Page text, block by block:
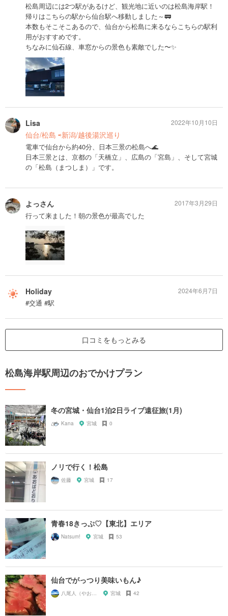
松島周辺には2つ駅があるけど、観光地に近いのは松島海岸駅！
帰りはこちらの駅から仙台駅へ移動しました～🚃
本数もそこそこあるので、仙台から松島に来るならこちらの駅利
用がおすすめです。
ちなみに仙石線、車窓からの景色も素敵でした〜✨
Lisa
仙台/松島 ⇨新潟/越後湯沢巡り
電車で仙台から約40分、日本三景の松島へ🌊
日本三景とは、京都の「天橋立」、広島の「宮島」、そして宮城
の「松島（まつしま）」です。
2022年10月10日
よっさん
行って来ました！朝の景色が最高でした
2017年3月29日
Holiday
#交通 #駅
2024年6月7日
口コミをもっとみる
松島海岸駅周辺のおでかけプラン
冬の宮城・仙台1泊2日ライブ遠征旅(1月)
Kana 宮城 0
ノリで行く！松島
佐藤 宮城 17
青春18きっぷ♡【東北】エリア
Natsum! 宮城 53
仙台でがっつり美味いもん♪
八尾人（やおんちゅ） 宮城 42